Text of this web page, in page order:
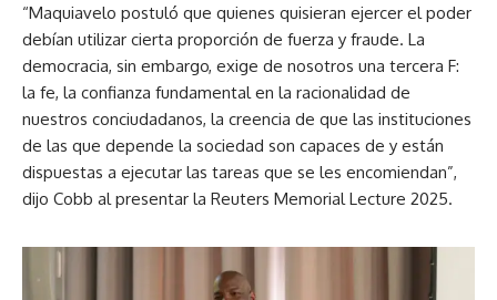
“Maquiavelo postuló que quienes quisieran ejercer el poder
debían utilizar cierta proporción de fuerza y fraude. La
democracia, sin embargo, exige de nosotros una tercera F:
la fe, la confianza fundamental en la racionalidad de
nuestros conciudadanos, la creencia de que las instituciones
de las que depende la sociedad son capaces de y están
dispuestas a ejecutar las tareas que se les encomiendan”,
dijo Cobb al presentar la Reuters Memorial Lecture 2025.